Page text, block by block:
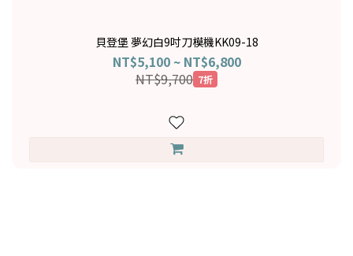
貝登堡 夢幻白9吋刀模機KK09-18
NT$5,100 ~ NT$6,800
NT$9,700 7折